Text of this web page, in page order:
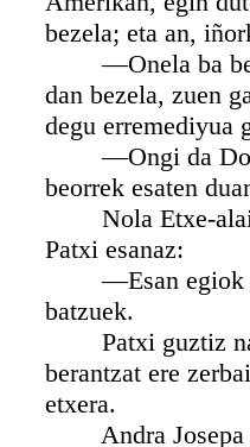
bezela; eta an,
—Onela ba bear
dan bezela, zuen
degu erremediyua
—Ongi da Don
beorrek esaten
Nola Etxe-alain
Patxi esanaz:
—Esan egiok
batzuek.
Patxi guztiz
berantzat ere
etxera.
Andra Josepa